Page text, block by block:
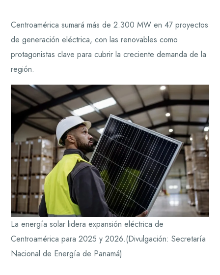
Centroamérica sumará más de 2.300 MW en 47 proyectos
de generación eléctrica, con las renovables como
protagonistas clave para cubrir la creciente demanda de la
región.
La energía solar lidera expansión eléctrica de
Centroamérica para 2025 y 2026.(Divulgación: Secretaría
Nacional de Energía de Panamá)